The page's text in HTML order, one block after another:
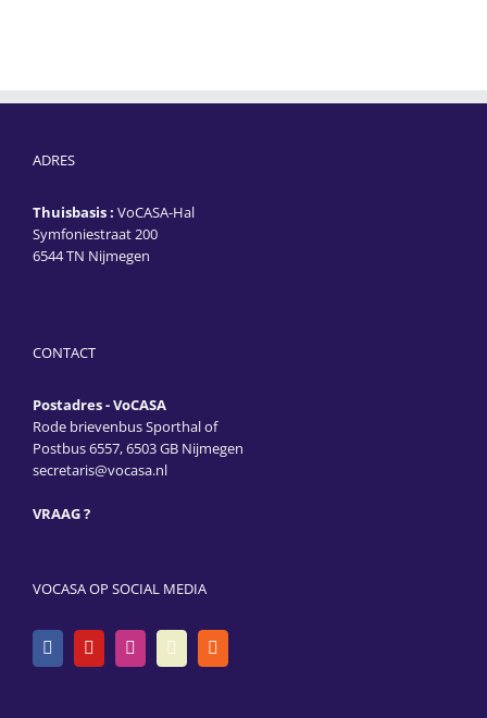
ADRES
Thuisbasis : VoCASA-Hal
Symfoniestraat 200
6544 TN Nijmegen
CONTACT
Postadres - VoCASA
Rode brievenbus Sporthal of
Postbus 6557, 6503 GB Nijmegen
secretaris@vocasa.nl
VRAAG ?
VOCASA OP SOCIAL MEDIA